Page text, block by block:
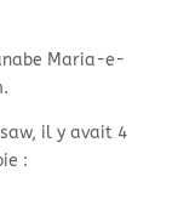
Maria-e-
il y avait 4
: